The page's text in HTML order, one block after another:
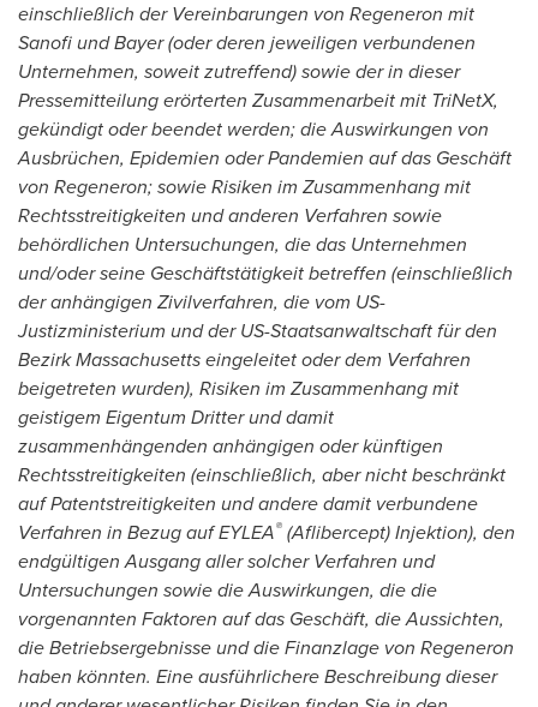
einschließlich der Vereinbarungen von Regeneron mit
Sanofi und Bayer (oder deren jeweiligen verbundenen
Unternehmen, soweit zutreffend) sowie der in dieser
Pressemitteilung erörterten Zusammenarbeit mit TriNetX,
gekündigt oder beendet werden; die Auswirkungen von
Ausbrüchen, Epidemien oder Pandemien auf das Geschäft
von Regeneron; sowie Risiken im Zusammenhang mit
Rechtsstreitigkeiten und anderen Verfahren sowie
behördlichen Untersuchungen, die das Unternehmen
und/oder seine Geschäftstätigkeit betreffen (einschließlich
der anhängigen Zivilverfahren, die vom US-
Justizministerium und der US-Staatsanwaltschaft für den
Bezirk Massachusetts eingeleitet oder dem Verfahren
beigetreten wurden), Risiken im Zusammenhang mit
geistigem Eigentum Dritter und damit
zusammenhängenden anhängigen oder künftigen
Rechtsstreitigkeiten (einschließlich, aber nicht beschränkt
auf Patentstreitigkeiten und andere damit verbundene
Verfahren in Bezug auf EYLEA® (Aflibercept) Injektion), den
endgültigen Ausgang aller solcher Verfahren und
Untersuchungen sowie die Auswirkungen, die die
vorgenannten Faktoren auf das Geschäft, die Aussichten,
die Betriebsergebnisse und die Finanzlage von Regeneron
haben könnten. Eine ausführlichere Beschreibung dieser